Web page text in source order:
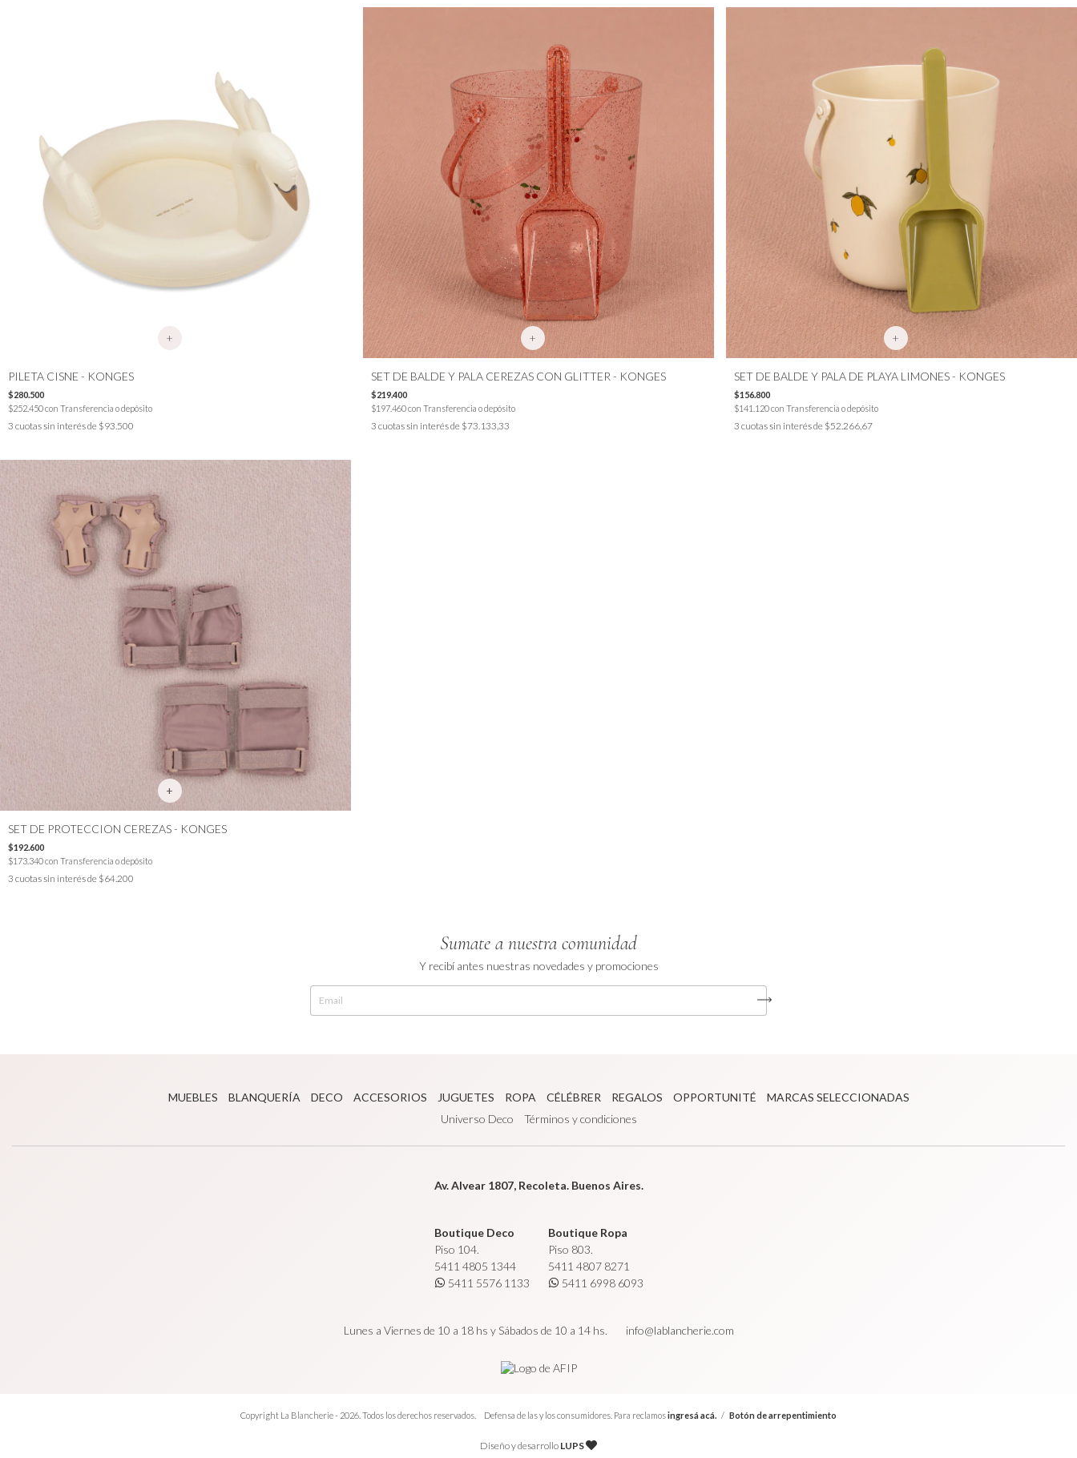
+
PILETA CISNE - KONGES
$280.500
$252.450con Transferencia o depósito
3 cuotas sin interés de $93.500
+
SET DE BALDE Y PALA CEREZAS CON GLITTER - KONGES
$219.400
$197.460con Transferencia o depósito
3 cuotas sin interés de $73.133,33
+
SET DE BALDE Y PALA DE PLAYA LIMONES - KONGES
$156.800
$141.120con Transferencia o depósito
3 cuotas sin interés de $52.266,67
SET DE PROTECCION CEREZAS - KONGES
$192.600
$173.340con Transferencia o depósito
3 cuotas sin interés de $64.200
Sumate a nuestra comunidad
Y recibí antes nuestras novedades y promociones
MUEBLES BLANQUERÍA DECO ACCESORIOS JUGUETES ROPA CÉLÉBRER REGALOS OPPORTUNITÉ
MARCAS SELECCIONADAS
Universo Deco
Términos y condiciones
Av. Alvear 1807, Recoleta. Buenos Aires.
Boutique Deco
Piso 104.
5411 4805 1344
5411 5576 1133
Boutique Ropa
Piso 803.
5411 4807 8271
5411 6998 6093
Lunes a Viernes de 10 a 18 hs y Sábados de 10 a 14 hs. info@lablancherie.com
Copyright La Blancherie - 2026. Todos los derechos reservados. Defensa de las y los consumidores. Para reclamosingresá acá. / Botón de arrepentimiento
Diseño y desarrollo LUPS